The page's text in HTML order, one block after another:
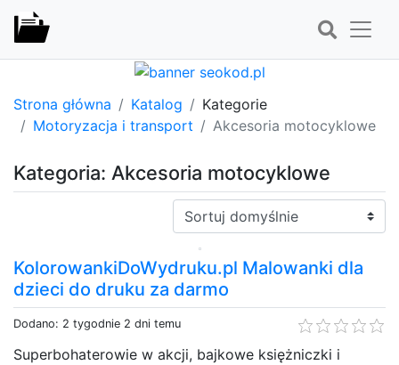
Strona główna Katalog
Kategorie
Motoryzacja i transport
Akcesoria motocyklowe
Kategoria: Akcesoria motocyklowe
Sortuj:
KolorowankiDoWydruku.pl Malowanki dla
dzieci do druku za darmo
Dodano: 2 tygodnie 2 dni temu
Superbohaterowie w akcji, bajkowe księżniczki i